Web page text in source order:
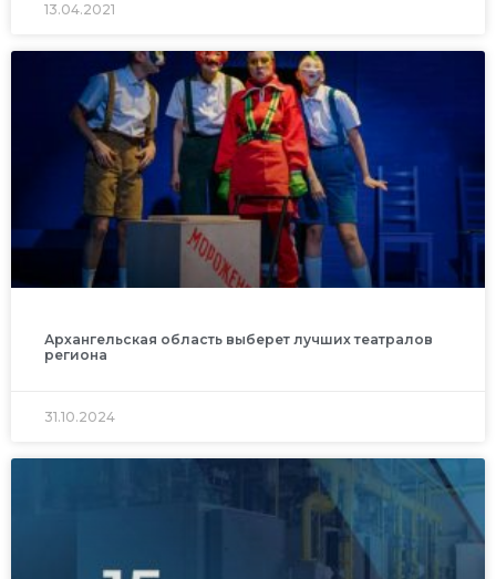
13.04.2021
Архангельская область выберет лучших театралов
региона
31.10.2024